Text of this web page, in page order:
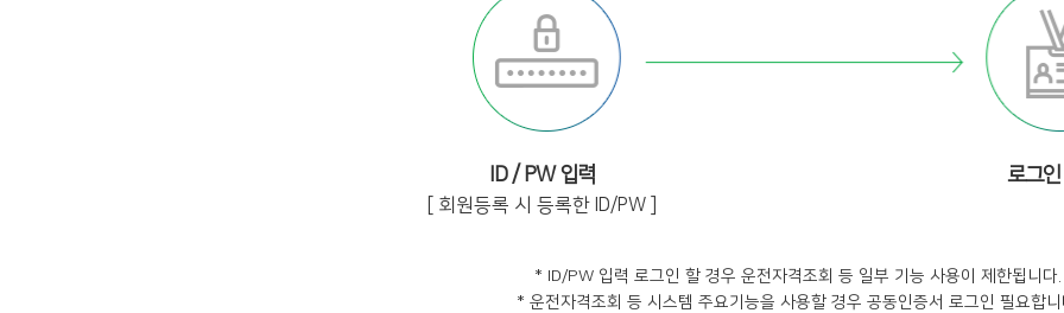
ID / PW 입력
[ 회원등록 시 등록한 ID/PW ]
로그
* ID/PW 입력 로그인 할 경우 운전자격조회 등 일부 기능 사용이 제한됩니다.
* 운전자격조회 등 시스템 주요기능을 사용할 경우 공동인증서 로그인 필요합니